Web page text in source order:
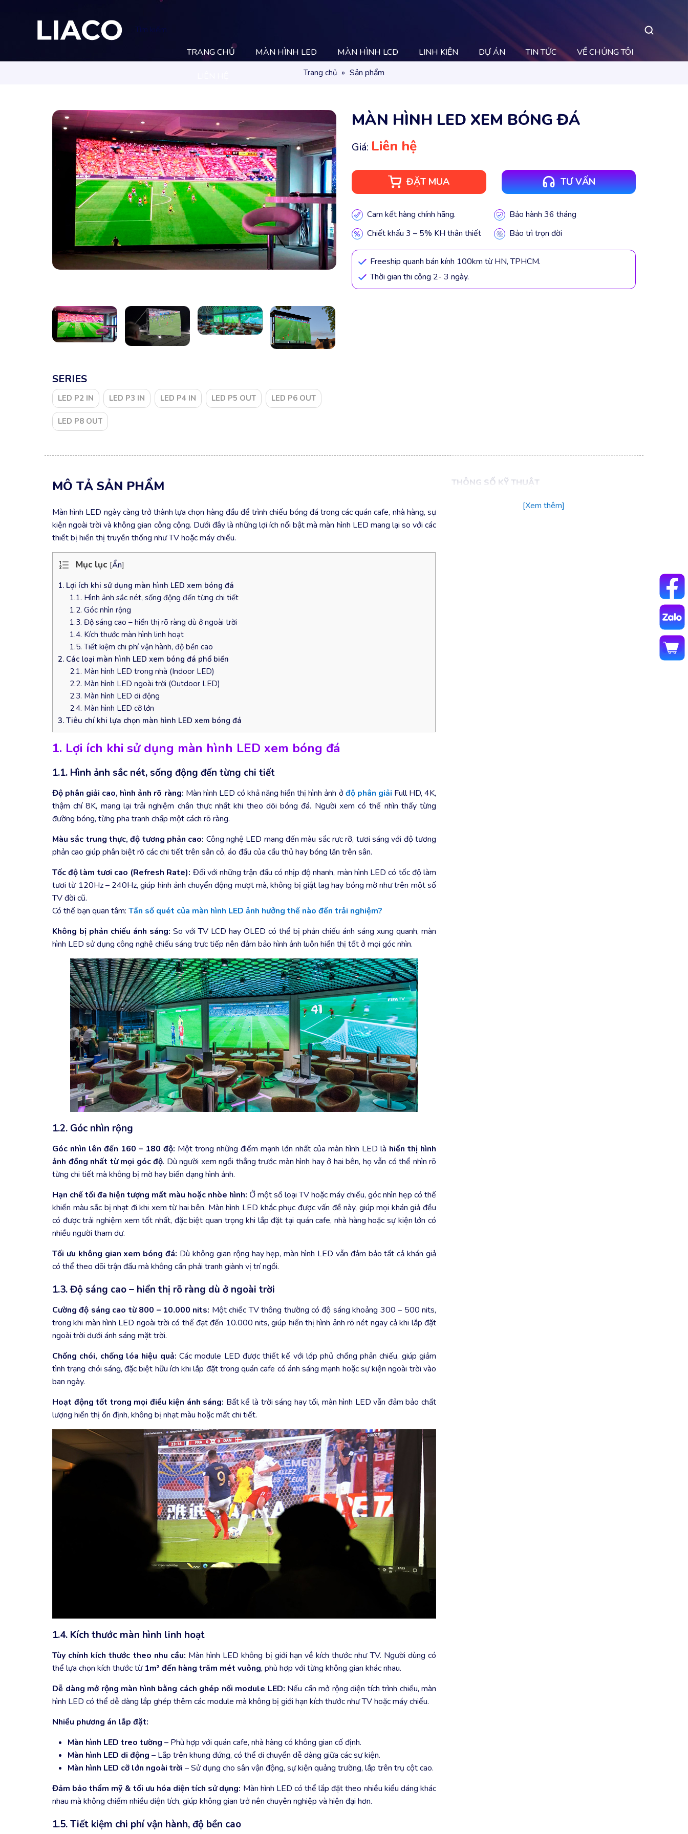
Tìm kiếm
TRANG CHỦ
MÀN HÌNH LED MÀN HÌNH LCD LINH KIỆN DỰ ÁN TIN TỨC VỀ CHÚNG TÔI
Trang chủ » Sản phẩm
SERIES
LED P2 IN LED P3 IN LED P4 IN LED P5 OUT LED P6 OUT
LED P8 OUT
MÀN HÌNH LED XEM BÓNG ĐÁ
Giá: Liên hệ
ĐẶT MUA TƯ VẤN
Cam kết hàng chính hãng.
Bảo hành 36 tháng
Chiết khấu 3 – 5% KH thân thiết
Bảo trì trọn đời
Freeship quanh bán kính 100km từ HN, TPHCM.
Thời gian thi công 2- 3 ngày.
MÔ TẢ SẢN PHẨM
Màn hình LED ngày càng trở thành lựa chọn hàng đầu để trình chiếu bóng đá trong các quán cafe, nhà hàng, sự
kiện ngoài trời và không gian công cộng. Dưới đây là những lợi ích nổi bật mà màn hình LED mang lại so với các
thiết bị hiển thị truyền thống như TV hoặc máy chiếu.
Mục lục [Ẩn]
1. Lợi ích khi sử dụng màn hình LED xem bóng đá
1.1. Hình ảnh sắc nét, sống động đến từng chi tiết
1.2. Góc nhìn rộng
1.3. Độ sáng cao – hiển thị rõ ràng dù ở ngoài trời
1.4. Kích thước màn hình linh hoạt
1.5. Tiết kiệm chi phí vận hành, độ bền cao
2. Các loại màn hình LED xem bóng đá phổ biến
2.1. Màn hình LED trong nhà (Indoor LED)
2.2. Màn hình LED ngoài trời (Outdoor LED)
2.3. Màn hình LED di động
2.4. Màn hình LED cỡ lớn
3. Tiêu chí khi lựa chọn màn hình LED xem bóng đá
1. Lợi ích khi sử dụng màn hình LED xem bóng đá
1.1. Hình ảnh sắc nét, sống động đến từng chi tiết
Độ phân giải cao, hình ảnh rõ ràng: Màn hình LED có khả năng hiển thị hình ảnh ởđộ phân giải Full HD, 4K,
thậm chí 8K, mang lại trải nghiệm chân thực nhất khi theo dõi bóng đá. Người xem có thể nhìn thấy từng
đường bóng, từng pha tranh chấp một cách rõ ràng.
Màu sắc trung thực, độ tương phản cao: Công nghệ LED mang đến màu sắc rực rỡ, tươi sáng với độ tương
phản cao giúp phân biệt rõ các chi tiết trên sân cỏ, áo đấu của cầu thủ hay bóng lăn trên sân.
Tốc độ làm tươi cao (Refresh Rate): Đối với những trận đấu có nhịp độ nhanh, màn hình LED có tốc độ làm
tươi từ 120Hz – 240Hz, giúp hình ảnh chuyển động mượt mà, không bị giật lag hay bóng mờ như trên một số
TV đời cũ.
Có thể bạn quan tâm: Tần số quét của màn hình LED ảnh hưởng thế nào đến trải nghiệm?
Không bị phản chiếu ánh sáng: So với TV LCD hay OLED có thể bị phản chiếu ánh sáng xung quanh, màn
hình LED sử dụng công nghệ chiếu sáng trực tiếp nên đảm bảo hình ảnh luôn hiển thị tốt ở mọi góc nhìn.
1.2. Góc nhìn rộng
Góc nhìn lên đến 160 – 180 độ: Một trong những điểm mạnh lớn nhất của màn hình LED là hiển thị hình
ảnh đồng nhất từ mọi góc độ. Dù người xem ngồi thẳng trước màn hình hay ở hai bên, họ vẫn có thể nhìn rõ
từng chi tiết mà không bị mờ hay biến dạng hình ảnh.
Hạn chế tối đa hiện tượng mất màu hoặc nhòe hình: Ở một số loại TV hoặc máy chiếu, góc nhìn hẹp có thể
khiến màu sắc bị nhạt đi khi xem từ hai bên. Màn hình LED khắc phục được vấn đề này, giúp mọi khán giả đều
có được trải nghiệm xem tốt nhất, đặc biệt quan trọng khi lắp đặt tại quán cafe, nhà hàng hoặc sự kiện lớn có
nhiều người tham dự.
Tối ưu không gian xem bóng đá: Dù không gian rộng hay hẹp, màn hình LED vẫn đảm bảo tất cả khán giả
có thể theo dõi trận đấu mà không cần phải tranh giành vị trí ngồi.
1.3. Độ sáng cao – hiển thị rõ ràng dù ở ngoài trời
Cường độ sáng cao từ 800 – 10.000 nits: Một chiếc TV thông thường có độ sáng khoảng 300 – 500 nits,
trong khi màn hình LED ngoài trời có thể đạt đến 10.000 nits, giúp hiển thị hình ảnh rõ nét ngay cả khi lắp đặt
ngoài trời dưới ánh sáng mặt trời.
Chống chói, chống lóa hiệu quả: Các module LED được thiết kế với lớp phủ chống phản chiếu, giúp giảm
tình trạng chói sáng, đặc biệt hữu ích khi lắp đặt trong quán cafe có ánh sáng mạnh hoặc sự kiện ngoài trời vào
ban ngày.
Hoạt động tốt trong mọi điều kiện ánh sáng: Bất kể là trời sáng hay tối, màn hình LED vẫn đảm bảo chất
lượng hiển thị ổn định, không bị nhạt màu hoặc mất chi tiết.
1.4. Kích thước màn hình linh hoạt
Tùy chỉnh kích thước theo nhu cầu: Màn hình LED không bị giới hạn về kích thước như TV. Người dùng có
thể lựa chọn kích thước từ 1m² đến hàng trăm mét vuông, phù hợp với từng không gian khác nhau.
Dễ dàng mở rộng màn hình bằng cách ghép nối module LED: Nếu cần mở rộng diện tích trình chiếu, màn
hình LED có thể dễ dàng lắp ghép thêm các module mà không bị giới hạn kích thước như TV hoặc máy chiếu.
Nhiều phương án lắp đặt:
Màn hình LED treo tường – Phù hợp với quán cafe, nhà hàng có không gian cố định.
Màn hình LED di động – Lắp trên khung đứng, có thể di chuyển dễ dàng giữa các sự kiện.
Màn hình LED cỡ lớn ngoài trời – Sử dụng cho sân vận động, sự kiện quảng trường, lắp trên trụ cột cao.
Đảm bảo thẩm mỹ & tối ưu hóa diện tích sử dụng: Màn hình LED có thể lắp đặt theo nhiều kiểu dáng khác
nhau mà không chiếm nhiều diện tích, giúp không gian trở nên chuyên nghiệp và hiện đại hơn.
1.5. Tiết kiệm chi phí vận hành, độ bền cao
THÔNG SỐ KỸ THUẬT
[Xem thêm]